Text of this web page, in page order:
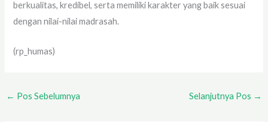
berkualitas, kredibel, serta memiliki karakter yang baik sesuai
dengan nilai-nilai madrasah.
(rp_humas)
← Pos Sebelumnya Selanjutnya Pos →